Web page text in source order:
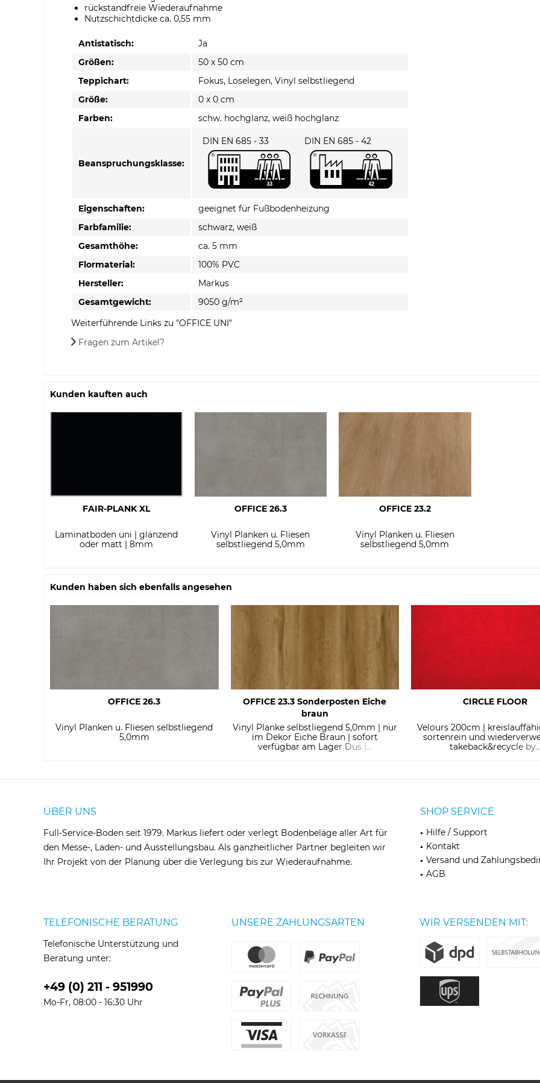
rückstandfreie Wiederaufnahme
Nutzschichtdicke ca. 0,55 mm
Antistatisch:
Ja
Größen:
50 x 50 cm
Teppichart:
Fokus, Loselegen, Vinyl selbstliegend
Größe:
0 x 0 cm
Farben:
schw. hochglanz, weiß hochglanz
Beanspruchungsklasse:
DIN EN 685 - 33 DIN EN 685 - 42
Eigenschaften:
geeignet für Fußbodenheizung
Farbfamilie:
schwarz, weiß
Gesamthöhe:
ca. 5 mm
Flormaterial:
100% PVC
Hersteller:
Markus
Gesamtgewicht:
9050 g/m²
Weiterführende Links zu "OFFICE UNI"
Fragen zum Artikel?
Kunden kauften auch
FAIR-PLANK XL
Laminatboden uni | glänzend
oder matt | 8mm
OFFICE 26.3
Vinyl Planken u. Fliesen
selbstliegend 5,0mm
OFFICE 23.2
Vinyl Planken u. Fliesen
selbstliegend 5,0mm
Kunden haben sich ebenfalls angesehen
OFFICE 26.3
Vinyl Planken u. Fliesen selbstliegend
5,0mm
OFFICE 23.3 Sonderposten Eiche
braun
Vinyl Planke selbstliegend 5,0mm | nur
im Dekor Eiche Braun | sofort
verfügbar am Lager Dus |...
CIRCLE FLOOR
Velours 200cm |
sortenrein und
takeback&recycle by...
ÜBER UNS
Full-Service-Boden seit 1979. Markus liefert oder verlegt Bodenbeläge aller Art für
den Messe-, Laden- und Ausstellungsbau. Als ganzheitlicher Partner begleiten wir
Ihr Projekt von der Planung über die Verlegung bis zur Wiederaufnahme.
SHOP SERVICE
Hilfe / Support
Kontakt
Versand und
AGB
TELEFONISCHE BERATUNG
Telefonische Unterstützung und
Beratung unter:
+49 (0) 211 - 951990
Mo-Fr, 08:00 - 16:30 Uhr
UNSERE ZAHLUNGSARTEN WIR VERSENDEN MIT: